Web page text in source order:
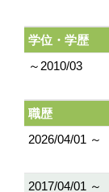
学位・学歴
～2010/03
職歴
2026/04/01 ～
2017/04/01 ～